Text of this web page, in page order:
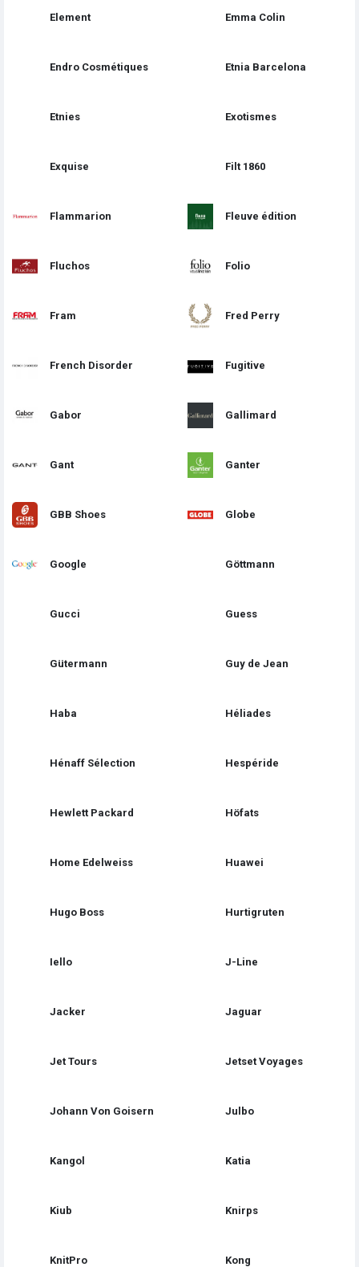
Element Emma Colin
Endro Cosmétiques Etnia Barcelona
Etnies Exotismes
Exquise Filt 1860
Flammarion Fleuve édition
Fluchos Folio
Fram Fred Perry
French Disorder Fugitive
Gabor Gallimard
Gant Ganter
GBB Shoes Globe
Google Göttmann
Gucci Guess
Gütermann Guy de Jean
Haba Héliades
Hénaff Sélection Hespéride
Hewlett Packard Höfats
Home Edelweiss Huawei
Hugo Boss Hurtigruten
Iello J-Line
Jacker Jaguar
Jet Tours Jetset Voyages
Johann Von Goisern Julbo
Kangol Katia
Kiub Knirps
KnitPro Kong